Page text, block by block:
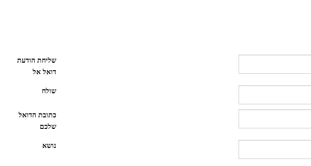
שליחת הודעת
דואל אל
שולח
כתובת הדואל
שלכם
נושא